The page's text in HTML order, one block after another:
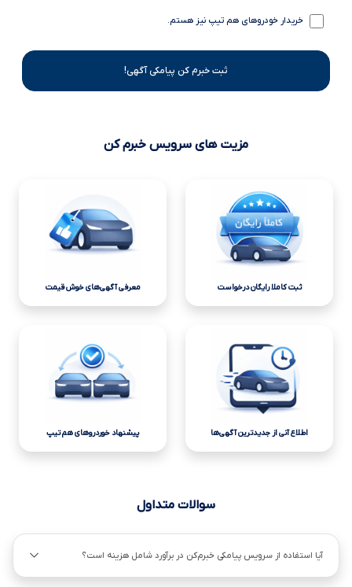
خریدار خودروهای هم تیپ نیز هستم.
ثبت خبرم کن پیامکی آگهی!
مزیت های سرویس خبرم کن
ثبت کاملا رایگان درخواست معرفی آگهی‌های خوش قیمت
اطلاع آنی از جدیدترین آگهی‌ها پیشنهاد خوردروهای هم تیپ
سوالات متداول
آیا استفاده از سرویس پیامکی خبرم‌کن در برآورد شامل هزینه است؟